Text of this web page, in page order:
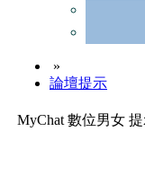
»
論壇提示
MyChat 數位男女